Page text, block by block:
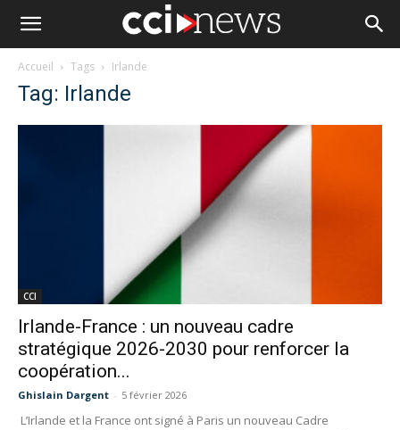
Accueil Tags Irlande
Tag: Irlande
CCI
Irlande-France : un nouveau cadre
stratégique 2026-2030 pour renforcer la
coopération...
Ghislain Dargent - 5 février 2026
L’Irlande et la France ont signé à Paris un nouveau Cadre